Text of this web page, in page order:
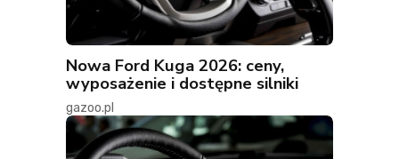
Nowa Ford Kuga 2026: ceny,
wyposażenie i dostępne silniki
gazoo.pl